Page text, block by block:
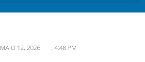
MAIO 12, 2026 , 4:48 PM